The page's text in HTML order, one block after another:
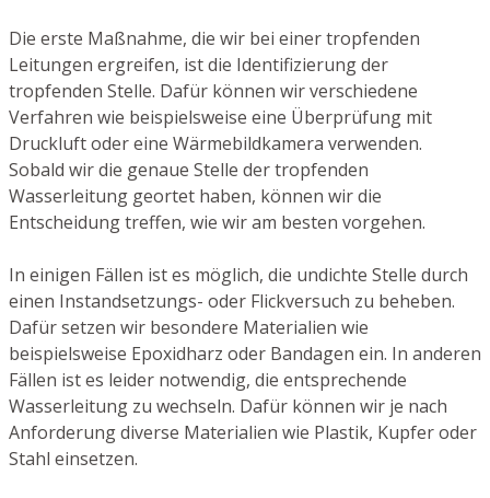
Die erste Maßnahme, die wir bei einer tropfenden
Leitungen ergreifen, ist die Identifizierung der
tropfenden Stelle. Dafür können wir verschiedene
Verfahren wie beispielsweise eine Überprüfung mit
Druckluft oder eine Wärmebildkamera verwenden.
Sobald wir die genaue Stelle der tropfenden
Wasserleitung geortet haben, können wir die
Entscheidung treffen, wie wir am besten vorgehen.
In einigen Fällen ist es möglich, die undichte Stelle durch
einen Instandsetzungs- oder Flickversuch zu beheben.
Dafür setzen wir besondere Materialien wie
beispielsweise Epoxidharz oder Bandagen ein. In anderen
Fällen ist es leider notwendig, die entsprechende
Wasserleitung zu wechseln. Dafür können wir je nach
Anforderung diverse Materialien wie Plastik, Kupfer oder
Stahl einsetzen.